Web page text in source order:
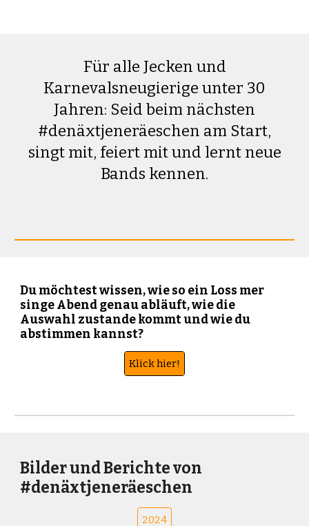
Für alle Jecken und
Karnevalsneugierige unter 30
Jahren: Seid beim nächsten
#denäxtjeneräeschen am Start,
singt mit, feiert mit und lernt neue
Bands kennen.
Du möchtest wissen, wie so ein Loss mer
singe Abend genau abläuft, wie die
Auswahl zustande kommt und wie du
abstimmen kannst?
Klick hier!
Bilder und Berichte von
#denäxtjeneräeschen
2024